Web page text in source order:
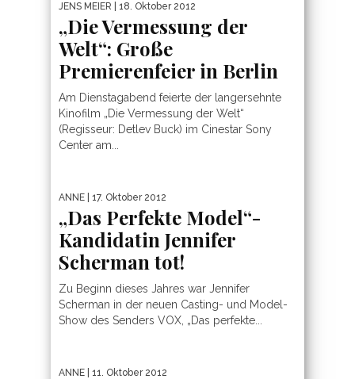
JENS MEIER | 18. Oktober 2012
„Die Vermessung der
Welt“: Große
Premierenfeier in Berlin
Am Dienstagabend feierte der langersehnte
Kinofilm „Die Vermessung der Welt“
(Regisseur: Detlev Buck) im Cinestar Sony
Center am...
ANNE | 17. Oktober 2012
„Das Perfekte Model“-
Kandidatin Jennifer
Scherman tot!
Zu Beginn dieses Jahres war Jennifer
Scherman in der neuen Casting- und Model-
Show des Senders VOX, „Das perfekte...
ANNE | 11. Oktober 2012